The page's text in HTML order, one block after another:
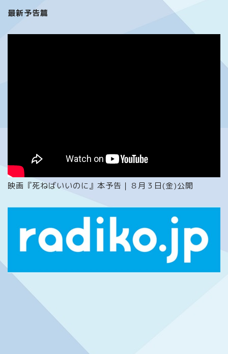
最新予告篇
映画『死ねばいいのに』本予告｜８月３日(金)公開